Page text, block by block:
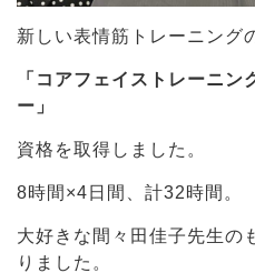
新しい表情筋トレーニング
「コアフェイストレーニ
ー」
資格を取得しました。
8時間×4日間、計32時間。
大好きな間々田佳子先生の
りました。